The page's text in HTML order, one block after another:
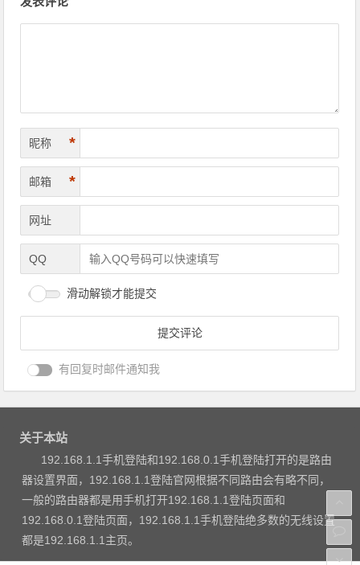
昵称 *
邮箱 *
网址
QQ
滑动解锁才能提交
有回复时邮件通知我
关于本站
192.168.1.1手机登陆和192.168.0.1手机登陆打开的是路由
器设置界面，192.168.1.1登陆官网根据不同路由会有略不同，
一般的路由器都是用手机打开192.168.1.1登陆页面和
192.168.0.1登陆页面，192.168.1.1手机登陆绝多数的无线设置
都是192.168.1.1主页。